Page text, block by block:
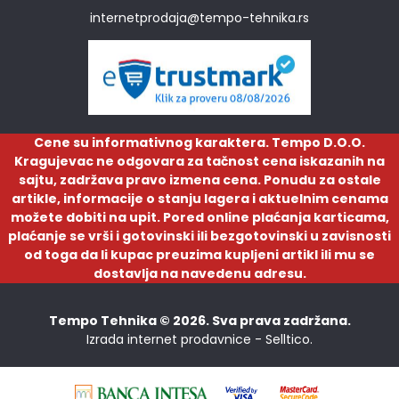
internetprodaja@tempo-tehnika.rs
Cene su informativnog karaktera. Tempo D.O.O.
Kragujevac ne odgovara za tačnost cena iskazanih na
sajtu, zadržava pravo izmena cena. Ponudu za ostale
artikle, informacije o stanju lagera i aktuelnim cenama
možete dobiti na upit. Pored online plaćanja karticama,
plaćanje se vrši i gotovinski ili bezgotovinski u zavisnosti
od toga da li kupac preuzima kupljeni artikl ili mu se
dostavlja na navedenu adresu.
Tempo Tehnika © 2026. Sva prava zadržana.
Izrada internet prodavnice - Selltico.